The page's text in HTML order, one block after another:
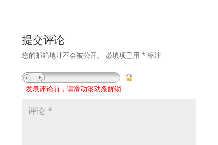
提交评论
您的邮箱地址不会被公开。 必填项已用 * 标注
发表评论前，请滑动滚动条解锁